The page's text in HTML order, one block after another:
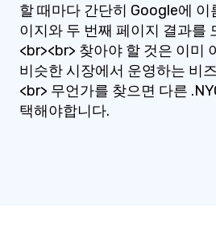
할 때마다 간단히 Google에 이
이지와 두 번째 페이지 결과를
<br><br> 찾아야 할 것은 이미
비슷한 시장에서 운영하는 비
<br> 무언가를 찾으면 다른
택해야합니다.